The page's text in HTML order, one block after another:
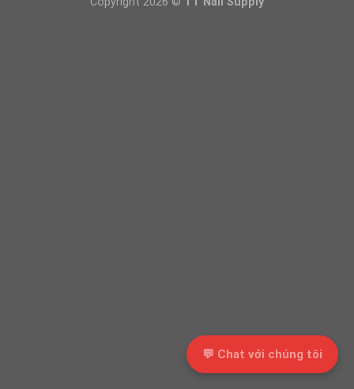
💬 Chat với chúng tôi